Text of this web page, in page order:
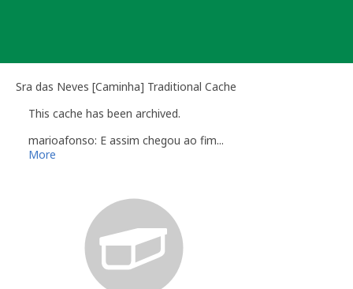
Sra das Neves [Caminha] Traditional Cache
This cache has been archived.
marioafonso: E assim chegou ao fim...
More